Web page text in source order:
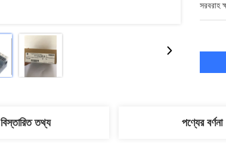
সরবরাহ
বিস্তারিত তথ্য পণ্যের বর্ণনা